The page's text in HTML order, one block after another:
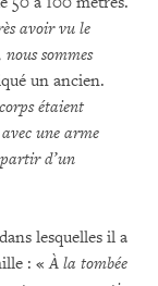
avoir vu le
sommes
un ancien.
étaient
une arme
d’un
lesquelles il a
: «À la tombée